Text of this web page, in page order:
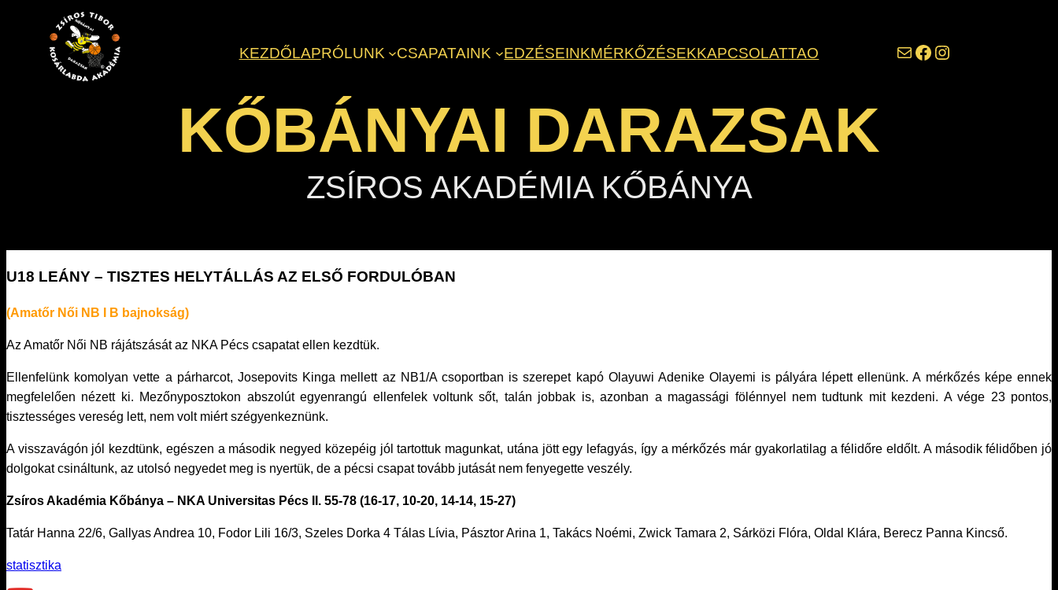
tartalomhoz
KEZDŐLAPRÓLUNK CSAPATAINK EDZÉSEINKMÉRKŐZÉSEKKAPCSOLATTAO darazsak@darazsak.hu @kobanyaidarazsak @darazsak
KŐBÁNYAI DARAZSAK
ZSÍROS AKADÉMIA KŐBÁNYA
U18 LEÁNY – TISZTES HELYTÁLLÁS AZ ELSŐ FORDULÓBAN
(Amatőr Női NB I B bajnokság)
Az Amatőr Női NB rájátszását az NKA Pécs csapatat ellen kezdtük.
Ellenfelünk komolyan vette a párharcot, Josepovits Kinga mellett az NB1/A csoportban is szerepet kapó Olayuwi Adenike Olayemi is pályára lépett ellenünk. A mérkőzés képe ennek
megfelelően nézett ki. Mezőnyposztokon abszolút egyenrangú ellenfelek voltunk sőt, talán jobbak is, azonban a magassági fölénnyel nem tudtunk mit kezdeni. A vége 23 pontos,
tisztességes vereség lett, nem volt miért szégyenkeznünk.
A visszavágón jól kezdtünk, egészen a második negyed közepéig jól tartottuk magunkat, utána jött egy lefagyás, így a mérkőzés már gyakorlatilag a félidőre eldőlt. A második félidőben jó
dolgokat csináltunk, az utolsó negyedet meg is nyertük, de a pécsi csapat tovább jutását nem fenyegette veszély.
Zsíros Akadémia Kőbánya – NKA Universitas Pécs II. 55-78 (16-17, 10-20, 14-14, 15-27)
Tatár Hanna 22/6, Gallyas Andrea 10, Fodor Lili 16/3, Szeles Dorka 4 Tálas Lívia, Pásztor Arina 1, Takács Noémi, Zwick Tamara 2, Sárközi Flóra, Oldal Klára, Berecz Panna Kincső.
statisztika